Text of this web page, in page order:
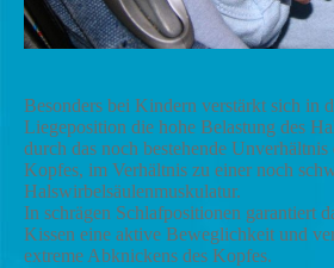
Besonders bei Kindern verstärkt sich in
Liegeposition die hohe Belastung des
durch das noch bestehende Unverhältnis
Kopfes, im Verhältnis zu einer noch
Halswirbelsäulenmuskulatur.
In schrägen Schlafpositionen garantiert
Kissen eine aktive Beweglichkeit und
extreme Abknickens des Kopfes.